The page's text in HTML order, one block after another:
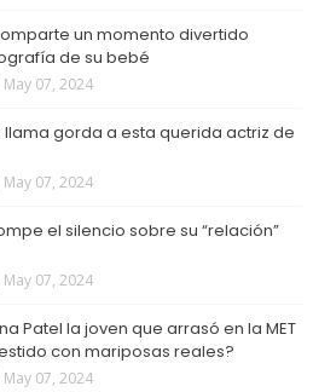
un momento divertido
de su bebé
May 07, 2024
llama gorda a esta querida actriz de
May 07, 2024
el silencio sobre su “relación”
May 07, 2024
Patel la joven que arrasó en la MET
con mariposas reales?
May 07, 2024